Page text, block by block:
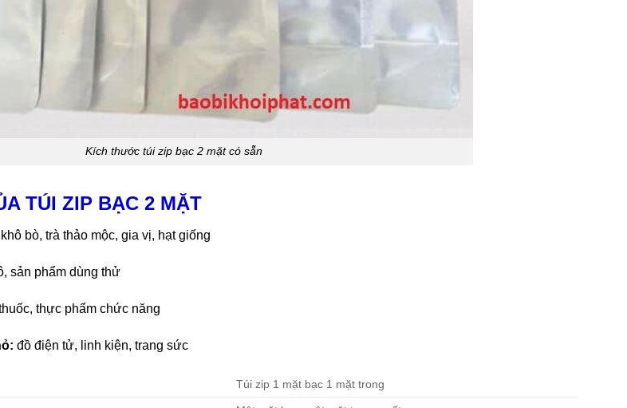
Kích thước túi zip bạc 2 mặt có sẵn
TÚI ZIP BẠC 2 MẶT
bò, trà thảo mộc, gia vị, hạt giống
sản phẩm dùng thử
thực phẩm chức năng
đồ điện tử, linh kiện, trang sức
Túi zip 1 mặt bạc 1 mặt trong